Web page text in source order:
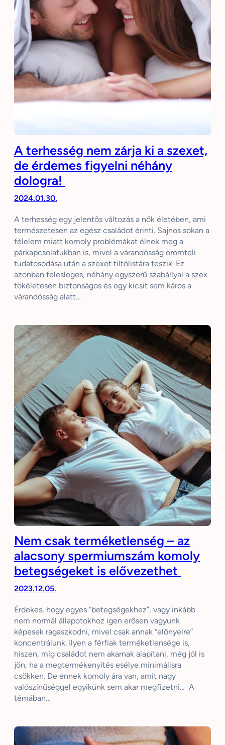
A terhesség nem zárja ki a szexet,
de érdemes figyelni néhány
dologra!
2024.01.30.
A terhesség egy jelentős változás a nők életében, ami
természetesen az egész családot érinti. Sajnos sokan a
félelem miatt komoly problémákat élnek meg a
párkapcsolatukban is, mivel a várandósság örömteli
tudatosodása után a szexet tiltólistára teszik. Ez
azonban felesleges, néhány egyszerű szabállyal a szex
tökéletesen biztonságos és egy kicsit sem káros a
várandósság alatt…
Nem csak terméketlenség – az
alacsony spermiumszám komoly
betegségeket is elővezethet
2023.12.05.
Érdekes, hogy egyes “betegségekhez”, vagy inkább
nem normál állapotokhoz igen erősen vagyunk
képesek ragaszkodni, mivel csak annak “előnyeire”
koncentrálunk. Ilyen a férfiak terméketlensége is,
hiszen, míg családot nem akarnak alapítani, még jól is
jön, ha a megtermékenyítés esélye minimálisra
csökken. De ennek komoly ára van, amit nagy
valószínűséggel egyikünk sem akar megfizetni… A
témában…